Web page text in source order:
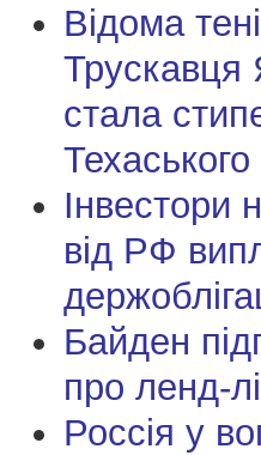
Відома
Трускавця
стала
Техаського
Інвестори
від РФ
Байден
про ленд-
Россія у